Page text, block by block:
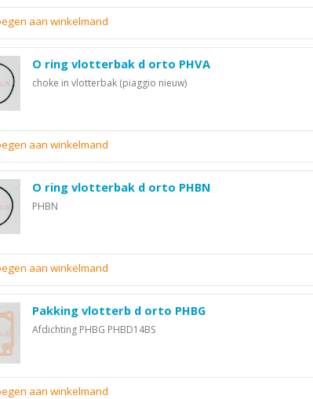
aan winkelmand
O ring vlotterbak d orto PHVA
choke in vlotterbak (piaggio nieuw)
aan winkelmand
O ring vlotterbak d orto PHBN
PHBN
aan winkelmand
Pakking vlotterb d orto PHBG
Afdichting PHBG PHBD14BS
aan winkelmand